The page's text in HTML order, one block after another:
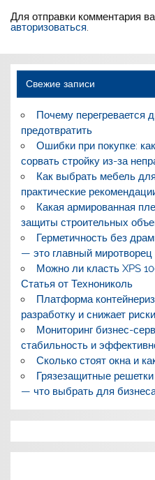
Для отправки комментария
авторизоваться.
Свежие записи
Почему перегревается
предотвратить
Ошибки при покупке:
сорвать стройку из-за
Как выбрать мебель
практические
Какая армированная
защиты строительных
Герметичность без
— это главный
Можно ли класть XPS
Статья от Технониколь
Платформа
разработку и снижает риски
Мониторинг бизнес-
стабильность и
Сколько стоят окна и
Грязезащитные
— что выбрать для